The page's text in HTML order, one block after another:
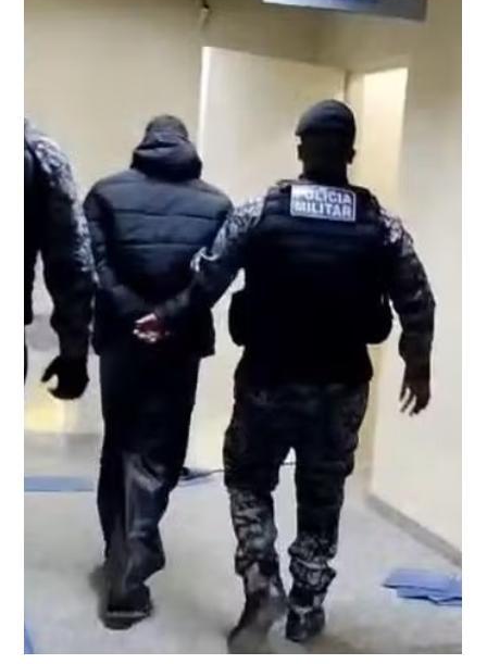
Guapimirim sai na frente e aprova
reajuste do piso salarial dos
professores
A Prefeitura aprovou, nesta sexta feira, o reajuste do piso
salarial dos professores da rede municipal, atendendo à nova
atualização do...